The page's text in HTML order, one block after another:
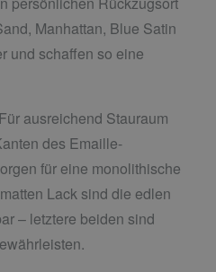
Manhattan, Blue Satin
und schaffen so eine
ausreichend Stauraum
des Emaille-
für eine monolithische
Lack sind die edlen
– letztere beiden sind